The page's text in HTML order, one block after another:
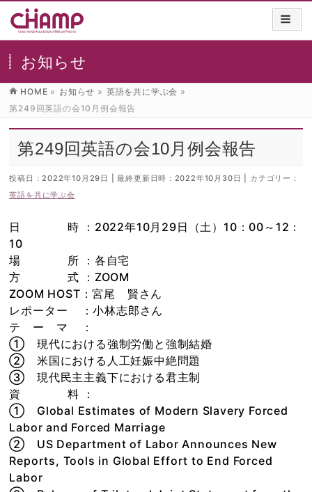
お知らせ
HOME » お知らせ » 英語を共に学ぶ会 »
第249回英語の会10月例会報告
第249回英語の会10月例会報告
投稿日 : 2022年10月29日 最終更新日時 : 2022年10月30日
カテゴリー :
英語を共に学ぶ会
日 時 ：2022年10月29日（土）10：00～12：
10
場 所 ：各自宅
方 式 ：ZOOM
ZOOM HOST：宮尾 賢さん
レポーター ：小林志郎さん
テ ー マ ：
① 現代における強制労働と強制結婚
② 米国における人工妊娠中絶問題
③ 現代民主主義下における君主制
資 料 ：
① Global Estimates of Modern Slavery Forced
Labor and Forced Marriage
② US Department of Labor Announces New
Reports, Tools in Global Effort to End Forced
Labor